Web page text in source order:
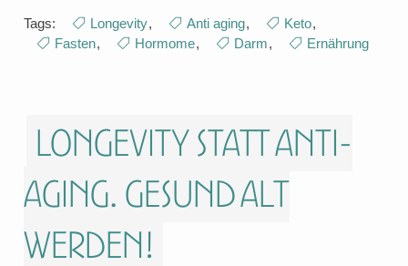
Tags: Longevity, Anti aging, Keto,
Fasten, Hormome, Darm, Ernährung
Longevity statt Anti-
aging. Gesund alt
werden!